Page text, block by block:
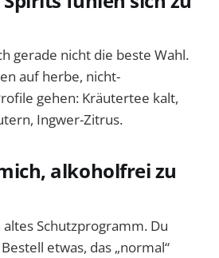
gerade nicht die beste Wahl.
auf herbe, nicht-
gehen: Kräutertee kalt,
Ingwer-Zitrus.
alkoholfrei zu
Schutzprogramm. Du
etwas, das „normal“